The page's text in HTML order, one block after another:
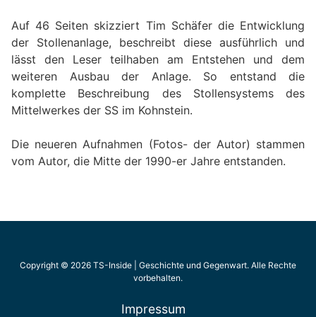
Auf 46 Seiten skizziert Tim Schäfer die Entwicklung
der Stollenanlage, beschreibt diese ausführlich und
lässt den Leser teilhaben am Entstehen und dem
weiteren Ausbau der Anlage. So entstand die
komplette Beschreibung des Stollensystems des
Mittelwerkes der SS im Kohnstein.
Die neueren Aufnahmen (Fotos- der Autor) stammen
vom Autor, die Mitte der 1990-er Jahre entstanden.
Copyright © 2026 TS-Inside | Geschichte und Gegenwart. Alle Rechte
vorbehalten.
Impressum